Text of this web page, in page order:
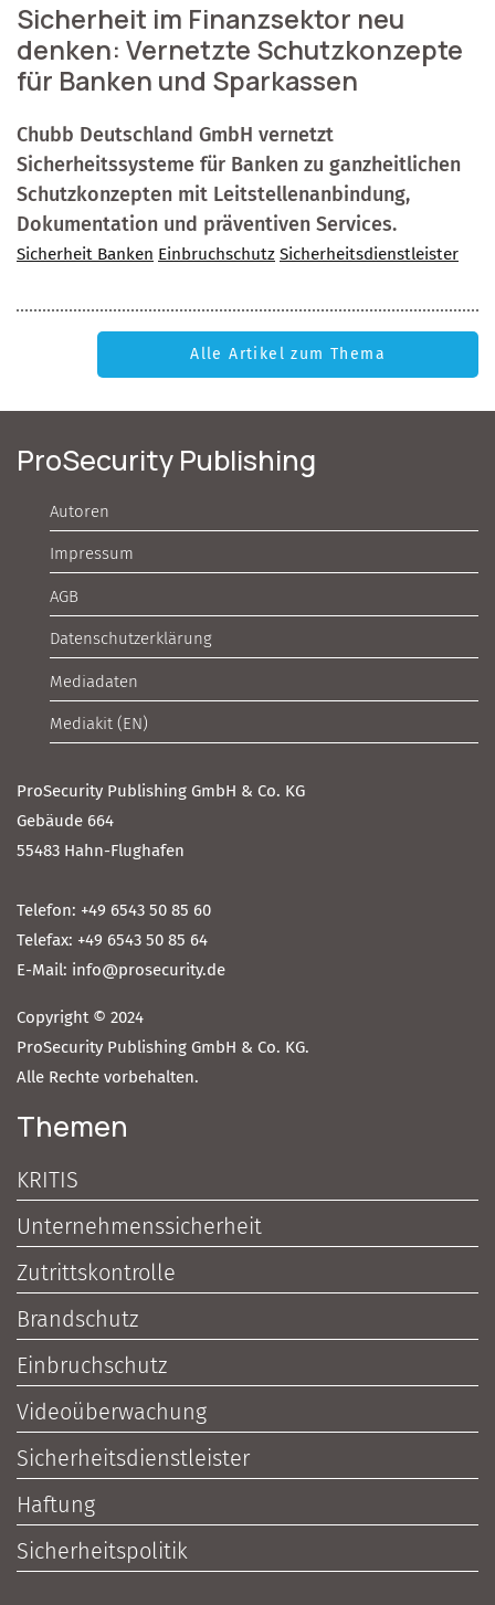
Sicherheit im Finanzsektor neu
denken: Vernetzte Schutzkonzepte
für Banken und Sparkassen
Chubb Deutschland GmbH vernetzt
Sicherheitssysteme für Banken zu ganzheitlichen
Schutzkonzepten mit Leitstellenanbindung,
Dokumentation und präventiven Services.
Sicherheit Banken Einbruchschutz Sicherheitsdienstleister
Alle Artikel zum Thema
ProSecurity Publishing
Autoren
Impressum
AGB
Datenschutzerklärung
Mediadaten
Mediakit (EN)
ProSecurity Publishing GmbH & Co. KG
Gebäude 664
55483 Hahn-Flughafen
Telefon: +49 6543 50 85 60
Telefax: +49 6543 50 85 64
E-Mail: info@prosecurity.de
Copyright © 2024
ProSecurity Publishing GmbH & Co. KG.
Alle Rechte vorbehalten.
Themen
KRITIS
Unternehmenssicherheit
Zutrittskontrolle
Brandschutz
Einbruchschutz
Videoüberwachung
Sicherheitsdienstleister
Haftung
Sicherheitspolitik